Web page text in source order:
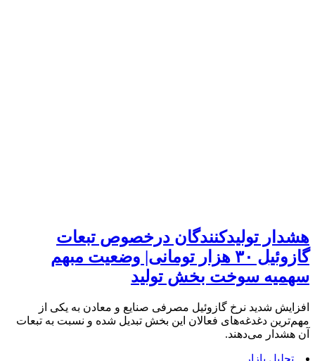
هشدار تولیدکنندگان درخصوص تبعات
گازوئیل ۳۰ هزار تومانی| وضعیت مبهم
سهمیه سوخت بخش تولید
افزایش شدید نرخ گازوئیل مصرفی صنایع و معادن به یکی از
مهم‌ترین دغدغه‌های فعالان این بخش تبدیل شده و نسبت به تبعات
آن هشدار می‌دهند.